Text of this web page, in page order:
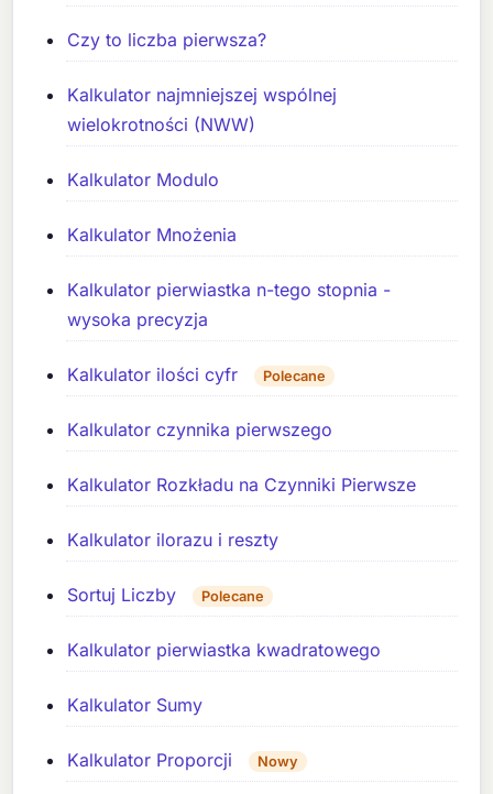
Czy to liczba pierwsza?
Kalkulator najmniejszej wspólnej
wielokrotności (NWW)
Kalkulator Modulo
Kalkulator Mnożenia
Kalkulator pierwiastka n-tego stopnia -
wysoka precyzja
Kalkulator ilości cyfr Polecane
Kalkulator czynnika pierwszego
Kalkulator Rozkładu na Czynniki Pierwsze
Kalkulator ilorazu i reszty
Sortuj Liczby Polecane
Kalkulator pierwiastka kwadratowego
Kalkulator Sumy
Kalkulator Proporcji Nowy